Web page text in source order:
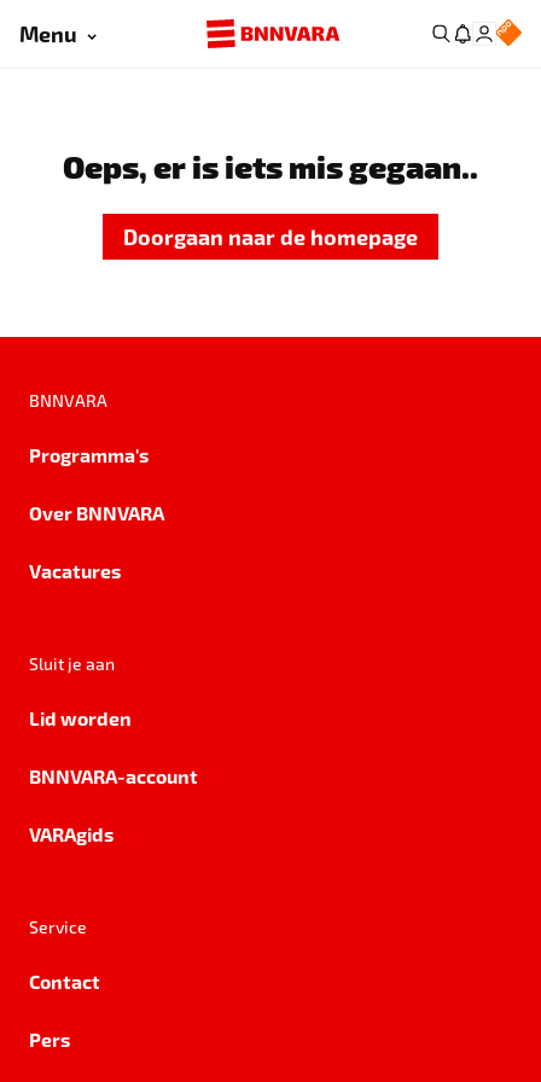
Menu
Oeps, er is iets mis gegaan..
Doorgaan naar de homepage
BNNVARA
Programma's
Over BNNVARA
Vacatures
Sluit je aan
Lid worden
BNNVARA-account
VARAgids
Service
Contact
Pers